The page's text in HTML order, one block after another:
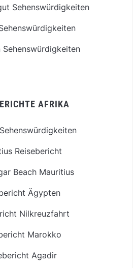
Sehenswürdigkeiten
Sehenswürdigkeiten
AFRIKA
Reisebericht
Beach Mauritius
Ägypten
Nilkreuzfahrt
Marokko
Agadir